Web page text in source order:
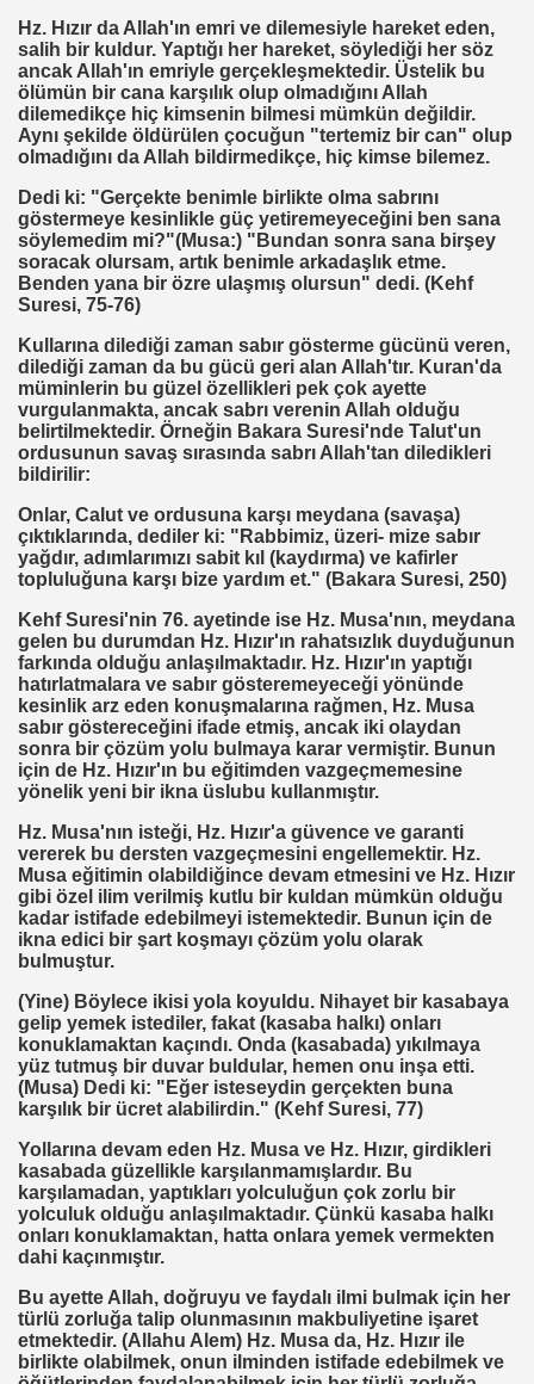
Hz. Hızır da Allah'ın emri ve dilemesiyle hareket eden,
salih bir kuldur. Yaptığı her hareket, söylediği her söz
ancak Allah'ın emriyle gerçekleşmektedir. Üstelik bu
ölümün bir cana karşılık olup olmadığını Allah
dilemedikçe hiç kimsenin bilmesi mümkün değildir.
Aynı şekilde öldürülen çocuğun "tertemiz bir can" olup
olmadığını da Allah bildirmedikçe, hiç kimse bilemez.
Dedi ki: "Gerçekte benimle birlikte olma sabrını
göstermeye kesinlikle güç yetiremeyeceğini ben sana
söylemedim mi?"(Musa:) "Bundan sonra sana birşey
soracak olursam, artık benimle arkadaşlık etme.
Benden yana bir özre ulaşmış olursun" dedi. (Kehf
Suresi, 75-76)
Kullarına dilediği zaman sabır gösterme gücünü veren,
dilediği zaman da bu gücü geri alan Allah'tır. Kuran'da
müminlerin bu güzel özellikleri pek çok ayette
vurgulanmakta, ancak sabrı verenin Allah olduğu
belirtilmektedir. Örneğin Bakara Suresi'nde Talut'un
ordusunun savaş sırasında sabrı Allah'tan diledikleri
bildirilir:
Onlar, Calut ve ordusuna karşı meydana (savaşa)
çıktıklarında, dediler ki: "Rabbimiz, üzeri- mize sabır
yağdır, adımlarımızı sabit kıl (kaydırma) ve kafirler
topluluğuna karşı bize yardım et." (Bakara Suresi, 250)
Kehf Suresi'nin 76. ayetinde ise Hz. Musa'nın, meydana
gelen bu durumdan Hz. Hızır'ın rahatsızlık duyduğunun
farkında olduğu anlaşılmaktadır. Hz. Hızır'ın yaptığı
hatırlatmalara ve sabır gösteremeyeceği yönünde
kesinlik arz eden konuşmalarına rağmen, Hz. Musa
sabır göstereceğini ifade etmiş, ancak iki olaydan
sonra bir çözüm yolu bulmaya karar vermiştir. Bunun
için de Hz. Hızır'ın bu eğitimden vazgeçmemesine
yönelik yeni bir ikna üslubu kullanmıştır.
Hz. Musa'nın isteği, Hz. Hızır'a güvence ve garanti
vererek bu dersten vazgeçmesini engellemektir. Hz.
Musa eğitimin olabildiğince devam etmesini ve Hz. Hızır
gibi özel ilim verilmiş kutlu bir kuldan mümkün olduğu
kadar istifade edebilmeyi istemektedir. Bunun için de
ikna edici bir şart koşmayı çözüm yolu olarak
bulmuştur.
(Yine) Böylece ikisi yola koyuldu. Nihayet bir kasabaya
gelip yemek istediler, fakat (kasaba halkı) onları
konuklamaktan kaçındı. Onda (kasabada) yıkılmaya
yüz tutmuş bir duvar buldular, hemen onu inşa etti.
(Musa) Dedi ki: "Eğer isteseydin gerçekten buna
karşılık bir ücret alabilirdin." (Kehf Suresi, 77)
Yollarına devam eden Hz. Musa ve Hz. Hızır, girdikleri
kasabada güzellikle karşılanmamışlardır. Bu
karşılamadan, yaptıkları yolculuğun çok zorlu bir
yolculuk olduğu anlaşılmaktadır. Çünkü kasaba halkı
onları konuklamaktan, hatta onlara yemek vermekten
dahi kaçınmıştır.
Bu ayette Allah, doğruyu ve faydalı ilmi bulmak için her
türlü zorluğa talip olunmasının makbuliyetine işaret
etmektedir. (Allahu Alem) Hz. Musa da, Hz. Hızır ile
birlikte olabilmek, onun ilminden istifade edebilmek ve
YOKTUR
YÜKSEK MIMAR
KARIŞIMI
ÖRGÜTÜ ALPER TAN
Yola Çıkan Islamcılar Şimdi Yokolışlarının Hikayesini
Makinası
MÜSLÜMAN KAZANIR
HOROZ TILKI HIKAYESI
ETTİ
SIRA REÇEPTE
İŞE BAŞLAMAK